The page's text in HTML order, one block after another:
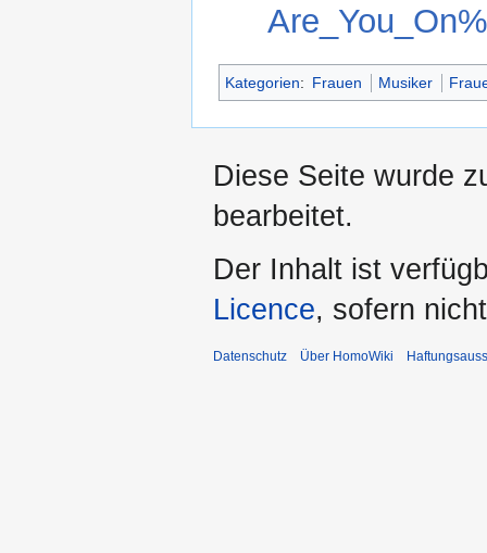
Kategorien: Frauen Musiker
Diese Seite wurde
bearbeitet.
Der Inhalt ist
Licence, sofern
Datenschutz Über HomoWiki